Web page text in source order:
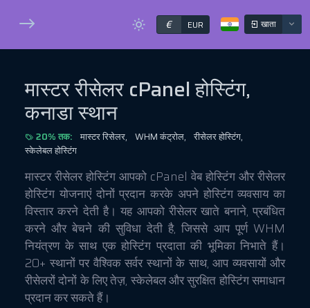
€ EUR खाता
मास्टर रीसेलर cPanel होस्टिंग,
कनाडा स्थान
20% तक: मास्टर रिसेलर, WHM कंट्रोल, रीसेलर होस्टिंग,
स्केलेबल होस्टिंग
मास्टर रीसेलर होस्टिंग आपको cPanel वेब होस्टिंग और रीसेलर
होस्टिंग योजनाएं दोनों प्रदान करके अपने होस्टिंग व्यवसाय का
विस्तार करने देती है। यह आपको रीसेलर खाते बनाने, प्रबंधित
करने और बेचने की सुविधा देती है, जिससे आप पूर्ण WHM
नियंत्रण के साथ एक होस्टिंग प्रदाता की भूमिका निभाते हैं।
20+ स्थानों पर वैश्विक सर्वर स्थानों के साथ, आप व्यवसायों और
रीसेलरों दोनों के लिए तेज़, स्केलेबल और सुरक्षित होस्टिंग समाधान
प्रदान कर सकते हैं।